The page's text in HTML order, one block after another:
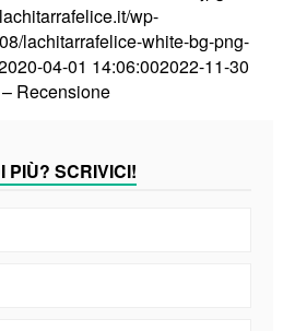
wp-
lachitarrafelice-white-bg-png-
04-01 14:06:002022-11-30
Recensione
PIÙ? SCRIVICI!